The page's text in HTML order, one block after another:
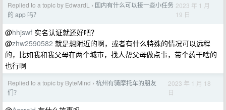
Replied to a topic by EdwardL › 国内有什么可以接一些小任务
的 app 吗？
2023 年 1 月
19 日
@hhjswf 实名认证就还好吧？
@zhw2590582 就是想附近的啊，或者有什么特殊的情况可以远程
的，比如我和我父母在两个城市，找人帮父母做点事，带个药干啥的
也行啊
Replied to a topic by ByteMind › 杭州有骑摩托车的朋友
们？
2023 年 1 月 18
日